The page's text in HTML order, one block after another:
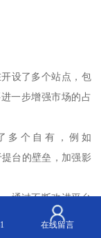
设了多个站点，包
一步增强市场的占
多个自有，例如
提台的壁垒，加强影
通过不断改进平台
流和配送的控制，
在线留言